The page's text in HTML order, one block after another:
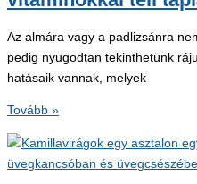
Az almára vagy a padlizsánra
pedig nyugodtan tekinthetünk
hatásaik vannak, melyek
Gyógynövényként
funkcionáló,
vitaminokkal
teli
Tovább »